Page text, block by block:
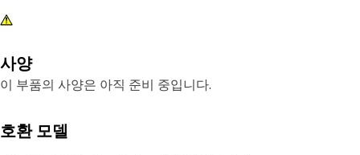
사양
이 부품의 사양은 아직 준비 중입니다.
호환 모델